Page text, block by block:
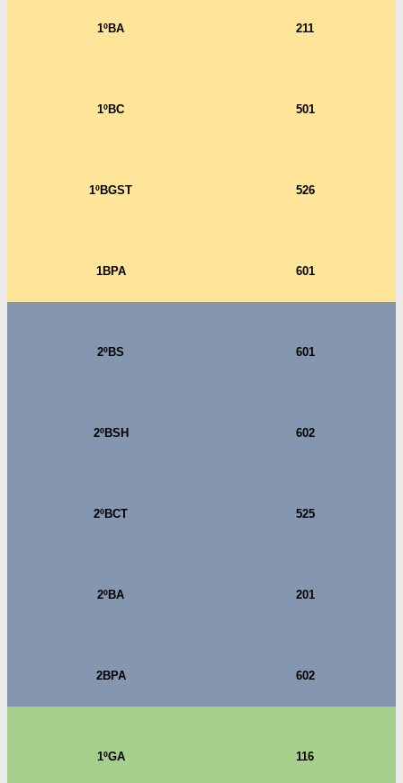
1ºBA 211
1ºBC 501
1ºBGST 526
1BPA 601
2ºBS 601
2ºBSH 602
2ºBCT 525
2ºBA 201
2BPA 602
1ºGA 116